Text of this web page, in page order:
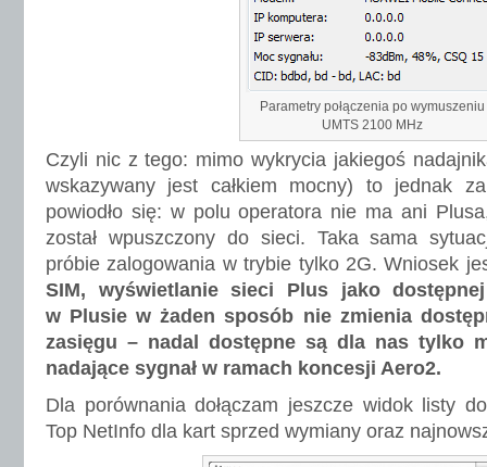
Parametry połączenia po wymuszeniu
UMTS 2100 MHz
Czyli nic z tego: mimo wykrycia jakiegoś
wskazywany jest całkiem mocny) to jednak
powiodło się: w polu operatora nie ma ani
został wpuszczony do sieci. Taka sama
próbie zalogowania w trybie tylko 2G. Wniosek
SIM, wyświetlanie sieci Plus jako
w Plusie w żaden sposób nie zmienia
zasięgu – nadal dostępne są dla nas tylko
nadające sygnał w ramach koncesji Aero2.
Dla porównania dołączam jeszcze widok listy
Top NetInfo dla kart sprzed wymiany oraz